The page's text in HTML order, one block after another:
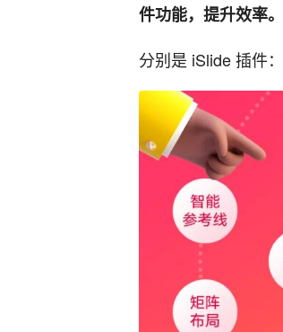
件功能，提升效率。
分别是 iSlide 插件：